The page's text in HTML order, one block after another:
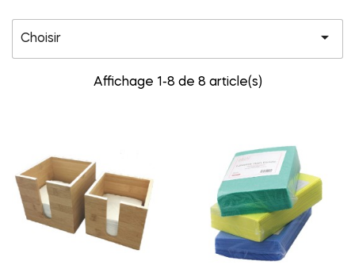
Choisir 
Affichage 1-8 de 8 article(s)